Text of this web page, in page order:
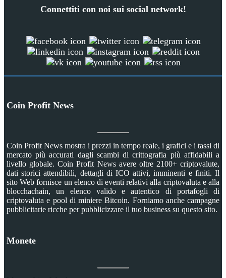
Connettiti con noi sui social network!
Coin Profit News
Coin Profit News mostra i prezzi in tempo reale, i grafici e i tassi di
mercato più accurati dagli scambi di crittografia più affidabili a
livello globale. Coin Profit News avere oltre 2100+ criptovalute,
dati storici attendibili, dettagli di ICO attivi, imminenti e finiti. Il
sito Web fornisce un elenco di eventi relativi alla criptovaluta e alla
blocchachain, un elenco valido e autentico di portafogli di
criptovaluta e pool di miniere Bitcoin. Forniamo anche campagne
pubblicitarie ricche per pubblicizzare il tuo business su questo sito.
Monete